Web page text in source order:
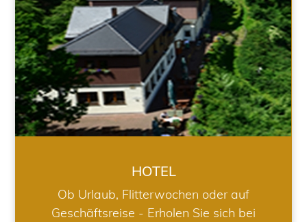
HOTEL
Ob Urlaub, Flitterwochen oder auf
Geschäftsreise - Erholen Sie sich bei